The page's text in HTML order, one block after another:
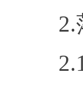
2.